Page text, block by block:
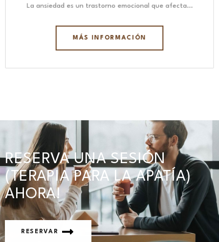
La ansiedad es un trastorno emocional que afecta…
MÁS INFORMACIÓN
RESERVA UNA SESIÓN
(TERAPIA PARA LA APATÍA)
AHORA!
RESERVAR